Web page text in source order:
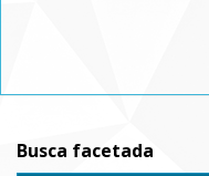
Busca facetada